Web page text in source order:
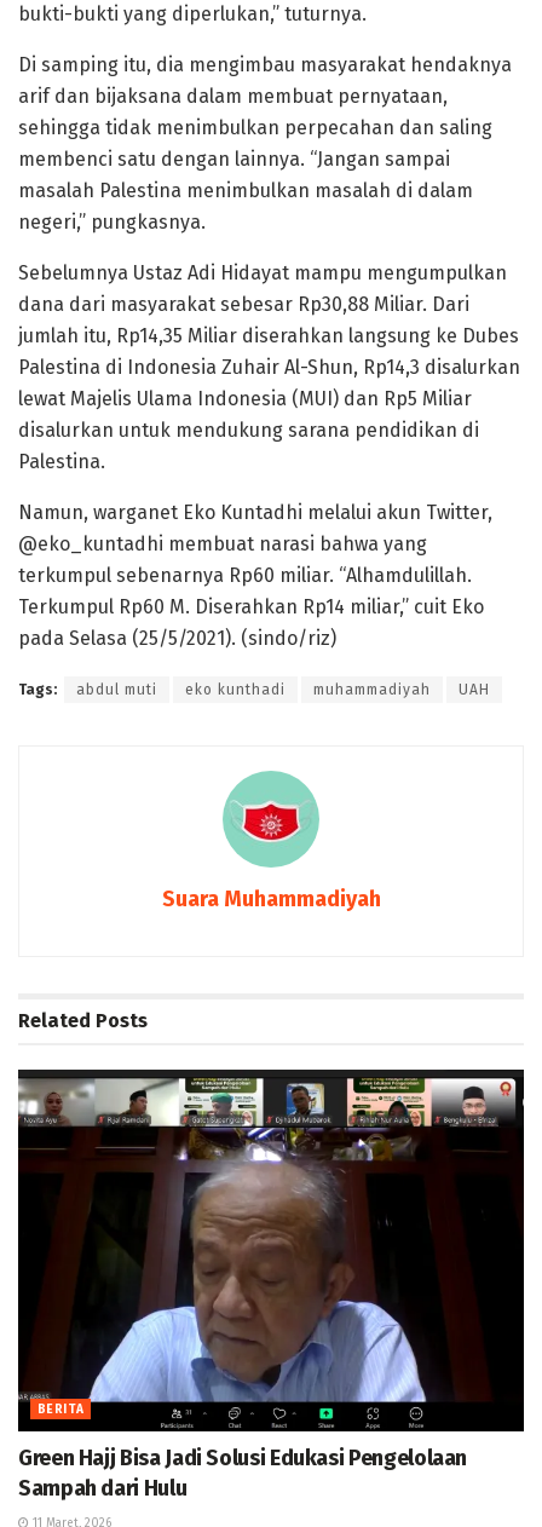
bukti-bukti yang diperlukan,” tuturnya.
Di samping itu, dia mengimbau masyarakat hendaknya
arif dan bijaksana dalam membuat pernyataan,
sehingga tidak menimbulkan perpecahan dan saling
membenci satu dengan lainnya. “Jangan sampai
masalah Palestina menimbulkan masalah di dalam
negeri,” pungkasnya.
Sebelumnya Ustaz Adi Hidayat mampu mengumpulkan
dana dari masyarakat sebesar Rp30,88 Miliar. Dari
jumlah itu, Rp14,35 Miliar diserahkan langsung ke Dubes
Palestina di Indonesia Zuhair Al-Shun, Rp14,3 disalurkan
lewat Majelis Ulama Indonesia (MUI) dan Rp5 Miliar
disalurkan untuk mendukung sarana pendidikan di
Palestina.
Namun, warganet Eko Kuntadhi melalui akun Twitter,
@eko_kuntadhi membuat narasi bahwa yang
terkumpul sebenarnya Rp60 miliar. “Alhamdulillah.
Terkumpul Rp60 M. Diserahkan Rp14 miliar,” cuit Eko
pada Selasa (25/5/2021). (sindo/riz)
Tags: abdul muti eko kunthadi muhammadiyah UAH
Suara Muhammadiyah
Related Posts
BERITA
Green Hajj Bisa Jadi Solusi Edukasi Pengelolaan
Sampah dari Hulu
11 Maret, 2026